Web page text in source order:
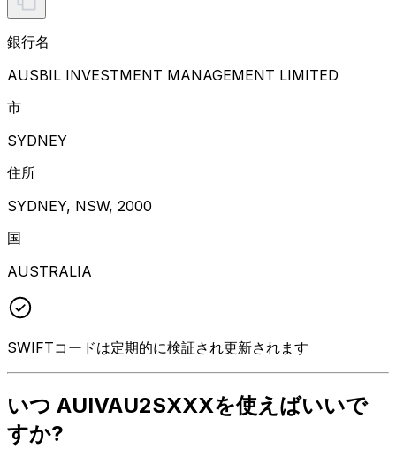
銀行名
AUSBIL INVESTMENT MANAGEMENT LIMITED
市
SYDNEY
住所
SYDNEY, NSW, 2000
国
AUSTRALIA
SWIFTコードは定期的に検証され更新されます
いつ AUIVAU2SXXXを使えばいいで
すか?